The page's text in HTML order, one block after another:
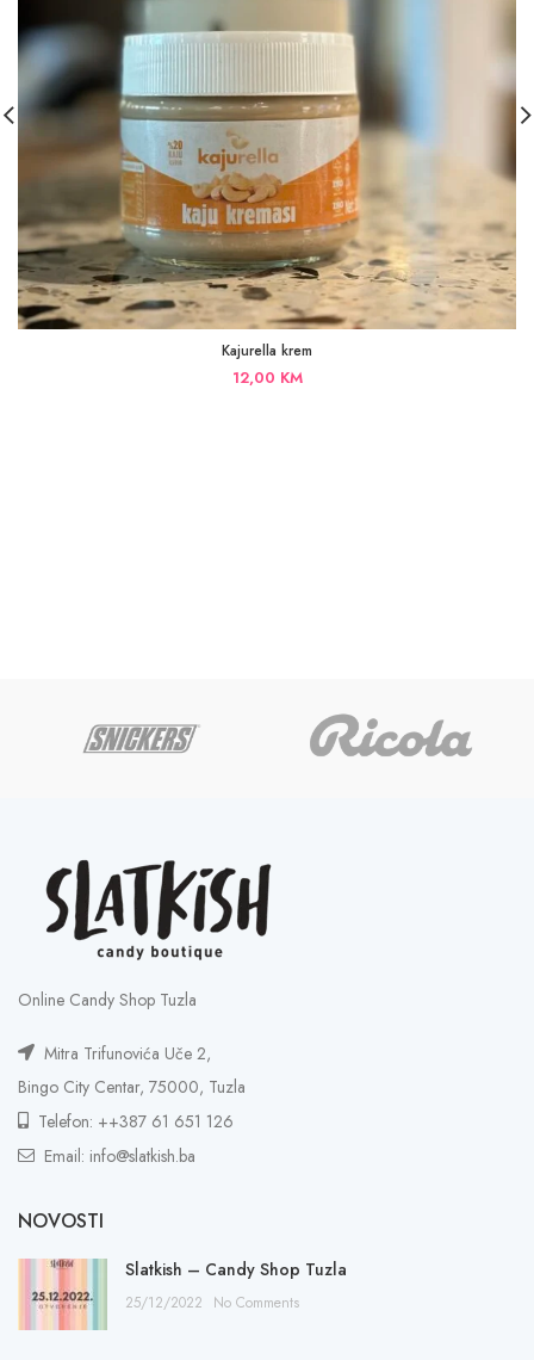
Kajurella krem
12,00 KM
Online Candy Shop Tuzla
Mitra Trifunovića Uče 2,
Bingo City Centar, 75000, Tuzla
Telefon: ++387 61 651 126
Email: info@slatkish.ba
NOVOSTI
Slatkish – Candy Shop Tuzla
25/12/2022 No Comments